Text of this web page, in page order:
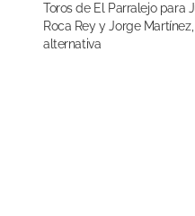
Toros de El Parralejo para Juan Ortega,
Roca Rey y Jorge
alternativa